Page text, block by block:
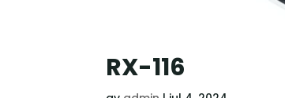
RX-116